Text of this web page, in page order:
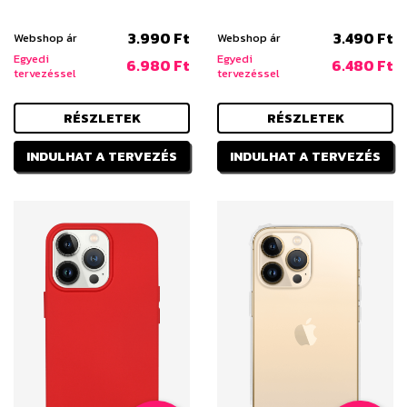
Webshop ár 3.990 Ft
Egyedi
tervezéssel
6.980 Ft
RÉSZLETEK
INDULHAT A TERVEZÉS
Webshop ár 3.490 Ft
Egyedi
tervezéssel
6.480 Ft
RÉSZLETEK
INDULHAT A TERVEZÉS